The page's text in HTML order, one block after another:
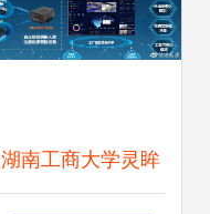
湖南工商大学灵眸